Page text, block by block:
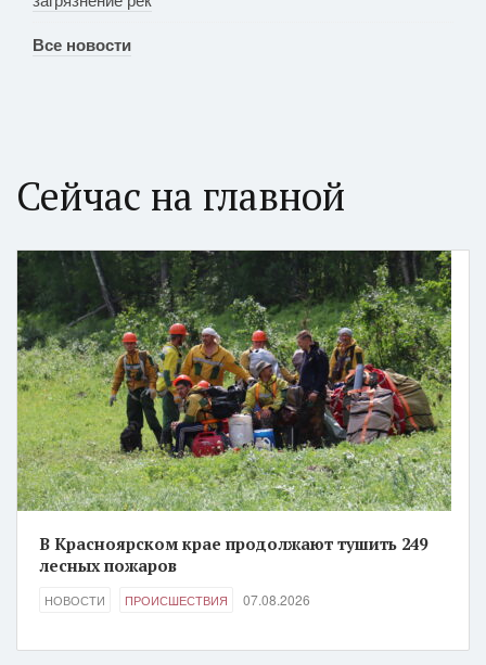
Все новости
Сейчас на главной
В Красноярском крае продолжают тушить 249
лесных пожаров
НОВОСТИ ПРОИСШЕСТВИЯ 07.08.2026